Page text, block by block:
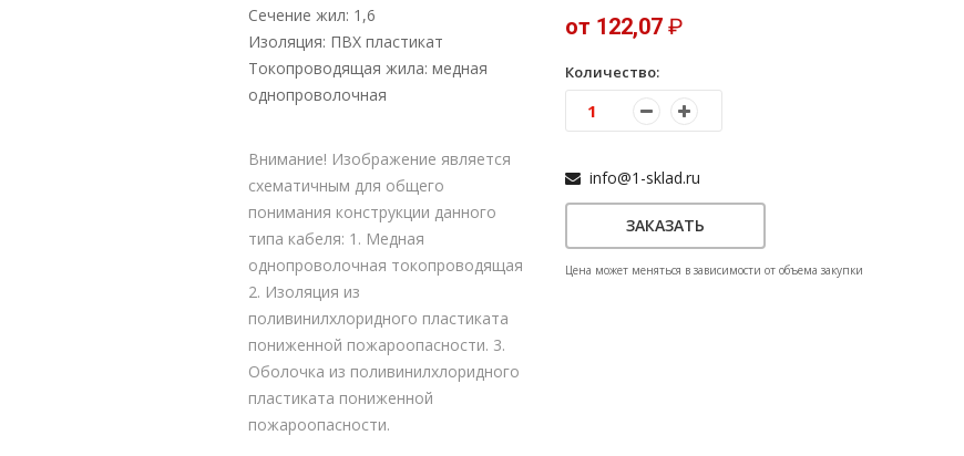
Сечение жил: 1,6
Изоляция: ПВХ пластикат
Токопроводящая жила: медная
однопроволочная
Внимание! Изображение является
схематичным для общего
понимания конструкции данного
типа кабеля: 1. Медная
однопроволочная токопроводящая
2. Изоляция из
поливинилхлоридного пластиката
пониженной пожароопасности. 3.
Оболочка из поливинилхлоридного
пластиката пониженной
пожароопасности.
от 122,07 ₽
Количество:
info@1-sklad.ru
ЗАКАЗАТЬ
Цена может меняться в зависимости от объема закупки